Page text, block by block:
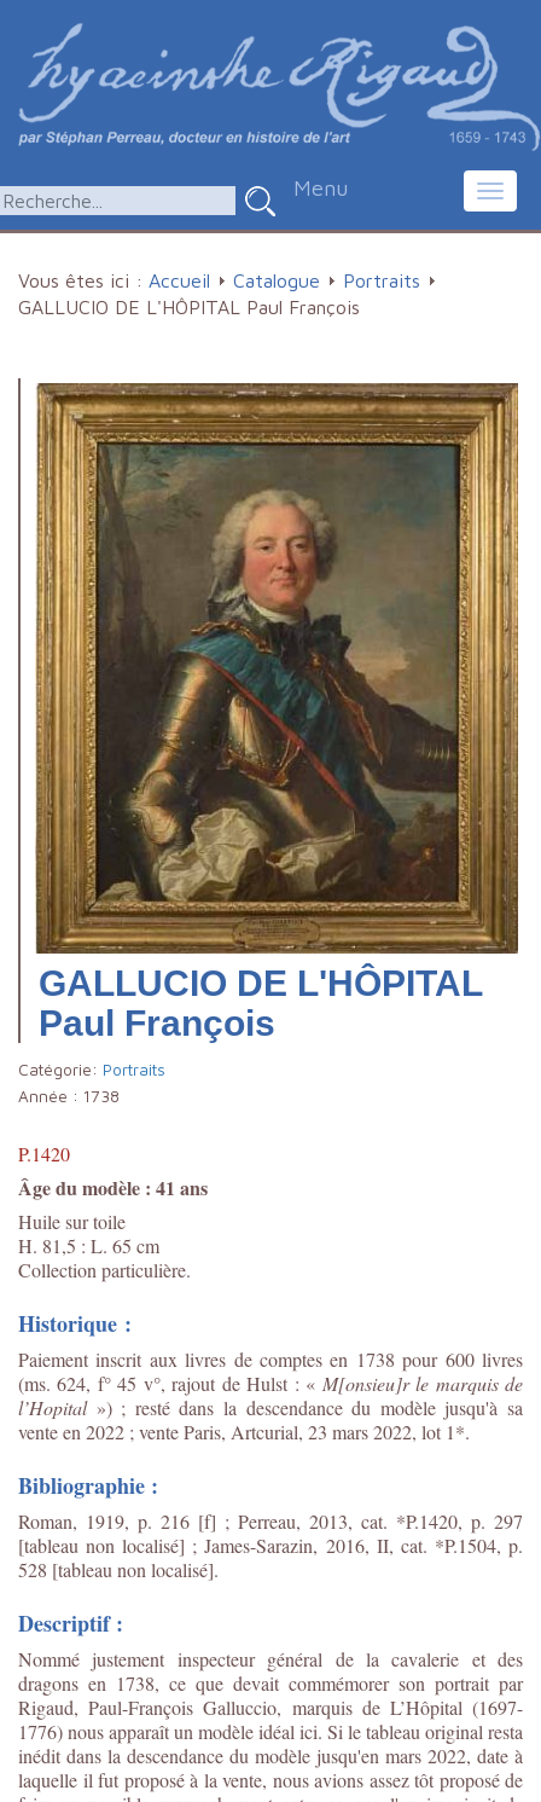
Menu
Vous êtes ici : Accueil Catalogue
Portraits
GALLUCIO DE L'HÔPITAL Paul François
GALLUCIO DE L'HÔPITAL
Paul François
Catégorie: Portraits
Année : 1738
P.1420
Âge du modèle : 41 ans
Huile sur toile
H. 81,5 : L. 65 cm
Collection particulière.
Historique :
Paiement inscrit aux livres de comptes en 1738 pour 600 livres
(ms. 624, f° 45 v°, rajout de Hulst : « M[onsieu]r le marquis de
l’Hopital») ; resté dans la descendance du modèle jusqu'à sa
vente en 2022 ; vente Paris, Artcurial, 23 mars 2022, lot 1*.
Bibliographie :
Roman, 1919, p. 216 [f] ; Perreau, 2013, cat. *P.1420, p. 297
[tableau non localisé] ; James-Sarazin, 2016, II, cat. *P.1504, p.
528 [tableau non localisé].
Descriptif :
Nommé justement inspecteur général de la cavalerie et des
dragons en 1738, ce que devait commémorer son portrait par
Rigaud,Paul-François Galluccio, marquis de L’Hôpital (1697-
1776)nous apparaît un modèle idéal ici. Si le tableau original resta
inédit dans la descendance du modèle jusqu'en mars 2022, date à
laquelle il fut proposé à la vente, nous avions assez tôt proposé de